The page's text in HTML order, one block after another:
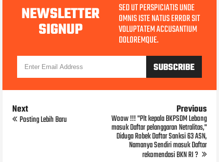
NEWSLETTER
SIGNUP
SED UT PERSPICIATIS UNDE
OMNIS ISTE NATUS ERROR SIT
VOLUPTATEM ACCUSANTIUM
DOLOREMQUE.
Next
Posting Lebih Baru
Previous
Woow !!! "Plt kepala BKPSDM Lebong
masuk Daftar pelanggaran Netralitas,"
Diduga Robek Daftar Sanksi 63 ASN,
Namanya Sendiri masuk Daftar
rekomendasi BKN RI ?